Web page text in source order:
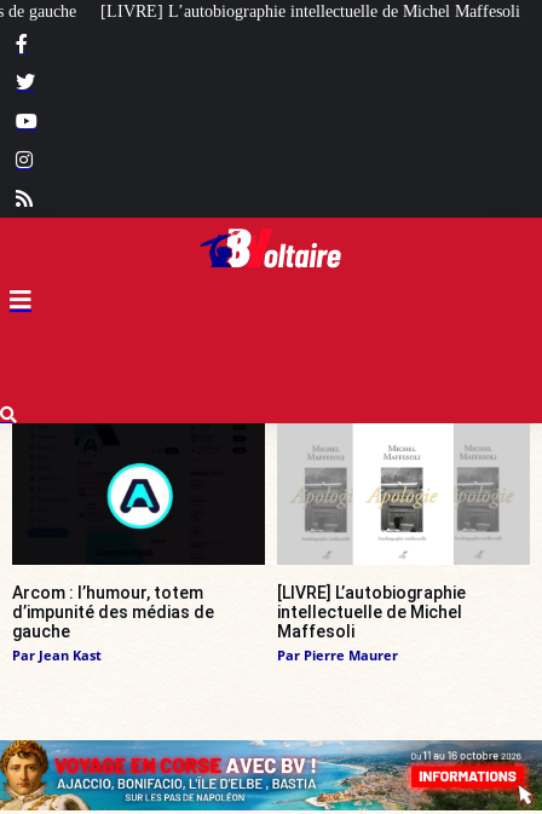
intellectuelle de Michel Maffesoli Pour regagner son influence en
Arcom : l’humour, totem
d’impunité des médias de
gauche
Par Jean Kast
[LIVRE] L’autobiographie
intellectuelle de Michel
Maffesoli
Par Pierre Maurer